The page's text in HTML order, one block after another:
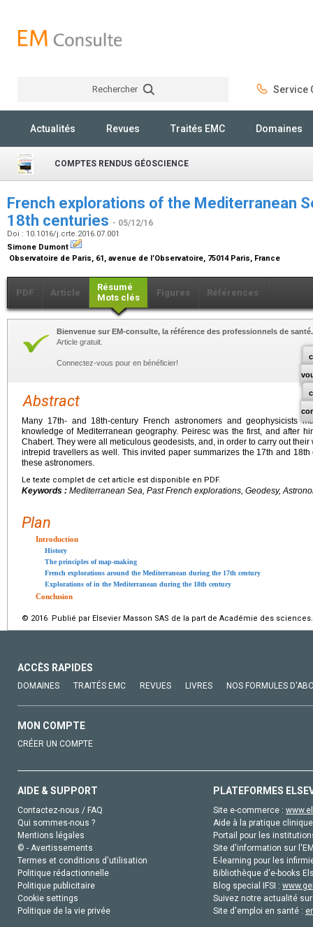
Rechercher Service
Actualités Revues Traités EMC Domaines
COMPTES RENDUS GÉOSCIENCE
French explorations of the Mediterranean
18th centuries - 05/12/16
Doi : 10.1016/j.crte.2016.07.001
Simone Dumont
Observatoire de Paris, 61, avenue de l’Observatoire, 75014 Paris, France
PDF Article
Résumé
Mots clés
Figures Références
Bienvenue sur EM-consulte, la référence des professionnels de santé.
Article gratuit.
Connectez-vous pour en bénéficier!
Abstract
Many 17th- and 18th-century French astronomers and geophysicists
knowledge of Mediterranean geography. Peiresc was the first, and after
Chabert. They were all meticulous geodesists, and, in order to carry out
intrepid travellers as well. This invited paper summarizes the 17th and
these astronomers.
Le texte complet de cet article est disponible en PDF.
Keywords : Mediterranean Sea, Past French explorations, Geodesy,
Plan
Introduction
History
The principles of map-making
French explorations around the Mediterranean during the 17th century
Explorations of in the Mediterranean during the 18th century
Conclusion
© 2016 Publié par Elsevier Masson SAS de la part de Académie des sciences.
ACCÈS RAPIDES
DOMAINES TRAITÉS EMC REVUES LIVRES NOS FORMULES
MON COMPTE
CRÉER UN COMPTE
AIDE & SUPPORT
Contactez-nous / FAQ
Qui sommes-nous ?
Mentions légales
© - Avertissements
Termes et conditions d'utilisation
Politique rédactionnelle
Politique publicitaire
Cookie settings
Politique de la vie privée
PLATEFORMES
Site e-commerce :
Aide à la pratique
Portail pour les
Site d'information sur
E-learning pour les
Bibliothèque d'e-books
Blog special IFSI :
Suivez notre actualité
Site d'emploi en santé :